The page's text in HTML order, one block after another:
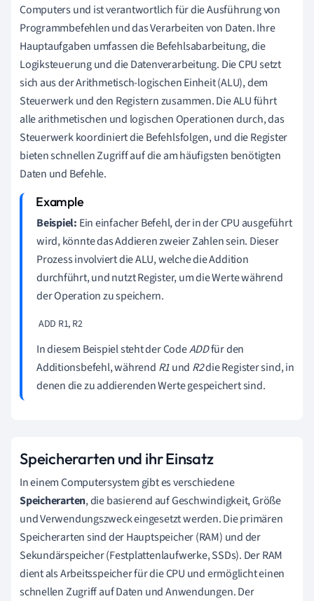
Computers und ist verantwortlich für die Ausführung von
Programmbefehlen und das Verarbeiten von Daten. Ihre
Hauptaufgaben umfassen die Befehlsabarbeitung, die
Logiksteuerung und die Datenverarbeitung. Die CPU setzt
sich aus der Arithmetisch-logischen Einheit (ALU), dem
Steuerwerk und den Registern zusammen. Die ALU führt
alle arithmetischen und logischen Operationen durch, das
Steuerwerk koordiniert die Befehlsfolgen, und die Register
bieten schnellen Zugriff auf die am häufigsten benötigten
Daten und Befehle.
Beispiel: Ein einfacher Befehl, der in der CPU ausgeführt
wird, könnte das Addieren zweier Zahlen sein. Dieser
Prozess involviert die ALU, welche die Addition
durchführt, und nutzt Register, um die Werte während
der Operation zu speichern.
ADD R1, R2
In diesem Beispiel steht der CodeADDfür den
Additionsbefehl, während R1und R2die Register sind, in
denen die zu addierenden Werte gespeichert sind.
Speicherarten und ihr Einsatz
In einem Computersystem gibt es verschiedene
Speicherarten, die basierend auf Geschwindigkeit, Größe
und Verwendungszweck eingesetzt werden. Die primären
Speicherarten sind der Hauptspeicher (RAM) und der
Sekundärspeicher (Festplattenlaufwerke, SSDs). Der RAM
dient als Arbeitsspeicher für die CPU und ermöglicht einen
schnellen Zugriff auf Daten und Anwendungen. Der